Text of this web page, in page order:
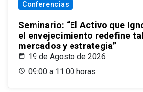
Conferencias
Seminario: “El Activo que
el envejecimiento redefine
mercados y estrategia”
19 de Agosto de 2026
09:00 a 11:00 horas